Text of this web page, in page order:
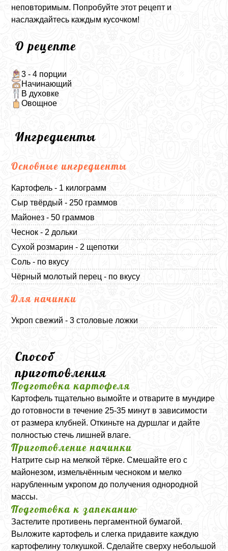
неповторимым. Попробуйте этот рецепт и
наслаждайтесь каждым кусочком!
О рецепте
3 - 4 порции
Начинающий
В духовке
Овощное
Ингредиенты
Основные ингредиенты
Картофель - 1 килограмм
Сыр твёрдый - 250 граммов
Майонез - 50 граммов
Чеснок - 2 дольки
Сухой розмарин - 2 щепотки
Соль - по вкусу
Чёрный молотый перец - по вкусу
Для начинки
Укроп свежий - 3 столовые ложки
Способ
приготовления
Подготовка картофеля
Картофель тщательно вымойте и отварите в мундире
до готовности в течение 25-35 минут в зависимости
от размера клубней. Откиньте на дуршлаг и дайте
полностью стечь лишней влаге.
Приготовление начинки
Натрите сыр на мелкой тёрке. Смешайте его с
майонезом, измельчённым чесноком и мелко
нарубленным укропом до получения однородной
массы.
Подготовка к запеканию
Застелите противень пергаментной бумагой.
Выложите картофель и слегка придавите каждую
картофелину толкушкой. Сделайте сверху небольшой